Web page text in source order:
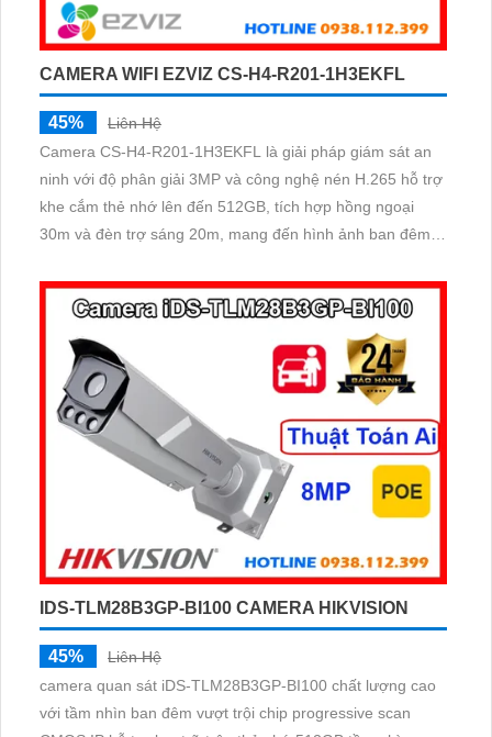
CAMERA WIFI EZVIZ CS-H4-R201-1H3EKFL
45%
Liên Hệ
Camera CS-H4-R201-1H3EKFL là giải pháp giám sát an
ninh với độ phân giải 3MP và công nghệ nén H.265 hỗ trợ
khe cắm thẻ nhớ lên đến 512GB, tích hợp hồng ngoại
30m và đèn trợ sáng 20m, mang đến hình ảnh ban đêm
IDS-TLM28B3GP-BI100 CAMERA HIKVISION
45%
Liên Hệ
camera quan sát iDS-TLM28B3GP-BI100 chất lượng cao
với tầm nhìn ban đêm vượt trội chip progressive scan